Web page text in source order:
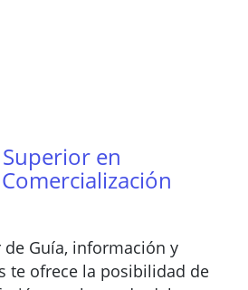
en
Guía, información y
te ofrece la posibilidad de